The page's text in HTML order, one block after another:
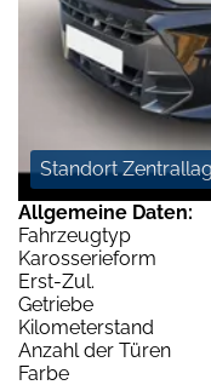
Standort
Allgemeine Daten:
Fahrzeugtyp
Karosserieform
Erst-Zul.
Getriebe
Kilometerstand
Anzahl der Türen
Farbe